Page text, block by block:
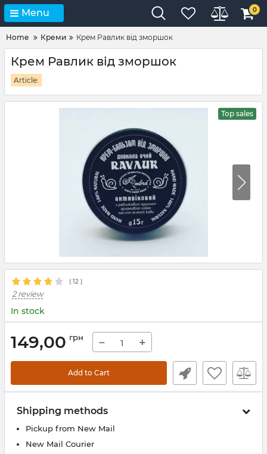
Menu 0
Home Креми Крем Равлик від зморшок
Крем Равлик від зморшок
Article:
Top sales
( 12 )
2 review
In stock
149,00 грн − +
Add to Cart
Shipping methods
Pickup from New Mail
New Mail Courier